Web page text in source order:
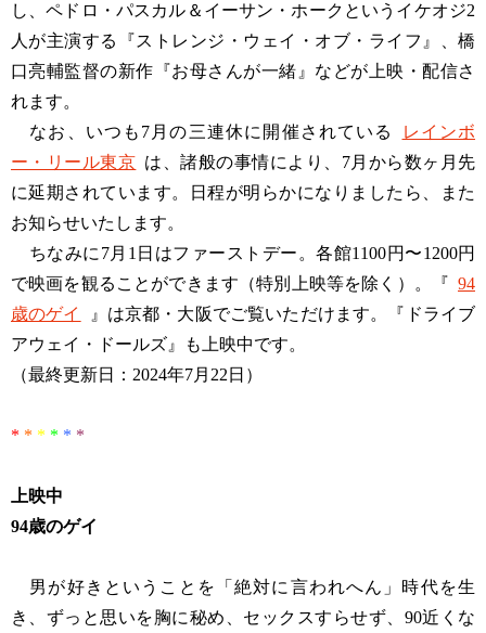
し、ペドロ・パスカル＆イーサン・ホークというイケオジ2
人が主演する『ストレンジ・ウェイ・オブ・ライフ』、橋
口亮輔監督の新作『お母さんが一緒』などが上映・配信さ
れます。
なお、いつも7月の三連休に開催されている
レインボ
ー・リール東京 は、諸般の事情により、7月から数ヶ月先
に延期されています。日程が明らかになりましたら、また
お知らせいたします。
ちなみに7月1日はファーストデー。各館1100円〜1200円
で映画を観ることができます（特別上映等を除く）。『 94
歳のゲイ
』は京都・大阪でご覧いただけます。『ドライブ
アウェイ・ドールズ』も上映中です。
（最終更新日：2024年7月22日）
* * * * * *
上映中
94歳のゲイ
男が好きということを「絶対に言われへん」時代を生
き、ずっと思いを胸に秘め、セックスすらせず、90近くな